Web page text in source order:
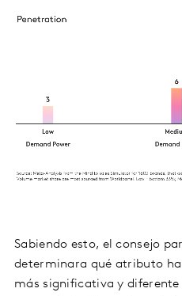
Sabiendo esto, el consejo
determinara qué atributo
más significativa y diferente